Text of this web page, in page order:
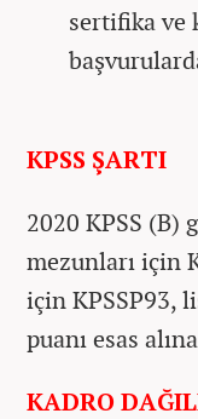
sertifika ve
KPSS ŞARTI
2020 KPSS (B)
mezunları için
için KPSSP93,
puanı esas
KADRO